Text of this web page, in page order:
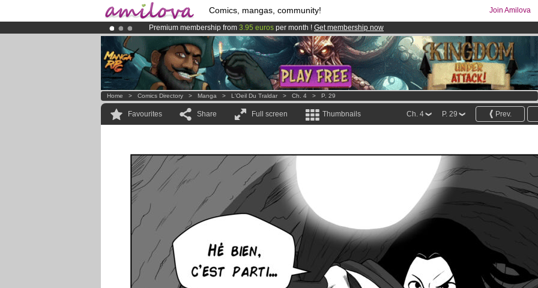
Comics, mangas, community! Join Amilova
Premium membership from 3.95 euros per month ! Get membership now
Already 100000membersand 1000comics & mangas!.
AmilovaKickstarter is now LIVE!.
Home > Comics Directory > Manga > L'Oeil Du Traldar > Ch. 4 > P. 29
Favourites Share Full screen Thumbnails Prev.
P. 29
Ch. 4